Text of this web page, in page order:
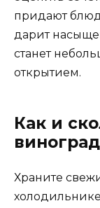
придают
дарит
станет
открытием.
Как и
Храните